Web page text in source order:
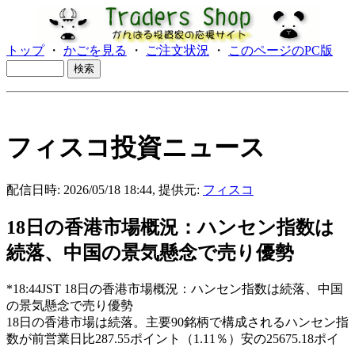
トップ・ かごを見る ・ ご注文状況 ・ このページのPC版
フィスコ投資ニュース
配信日時: 2026/05/18 18:44, 提供元: フィスコ
18日の香港市場概況：ハンセン指数は
続落、中国の景気懸念で売り優勢
*18:44JST 18日の香港市場概況：ハンセン指数は続落、中国
の景気懸念で売り優勢
18日の香港市場は続落。主要90銘柄で構成されるハンセン指
数が前営業日比287.55ポイント（1.11％）安の25675.18ポイ